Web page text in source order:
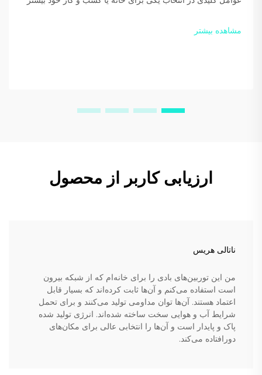
راهنمای رایگان ما را دانلود کنید.
مشاهده بیشتر
ارزیابی کاربر از محصول
ناتالی هریس
من این توربین‌های بادی را برای خانه‌ام که از شبکه بیرون
است استفاده می‌کنم و آن‌ها ثابت کرده‌اند که بسیار قابل
اعتماد هستند. آن‌ها توان مداومی تولید می‌کنند و برای تحمل
شرایط آب و هوایی سخت ساخته شده‌اند. انرژی تولید شده
پاک و پایدار است و آن‌ها را انتخابی عالی برای مکان‌های
دورافتاده می‌کند.